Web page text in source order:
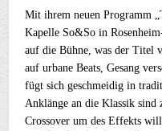
Mit ihrem neuen Programm
Kapelle So&So in
auf die Bühne, was der Titel
auf urbane Beats, Gesang
fügt sich geschmeidig in
Anklänge an die Klassik sind
Crossover um des Effekts